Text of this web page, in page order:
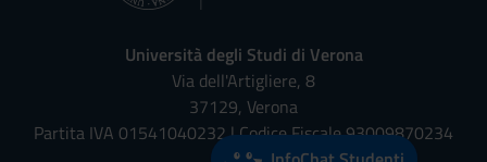
Università degli Studi di Verona
Via dell'Artigliere, 8
37129, Verona
Partita IVA 01541040232 | Codice Fiscale 93009870234